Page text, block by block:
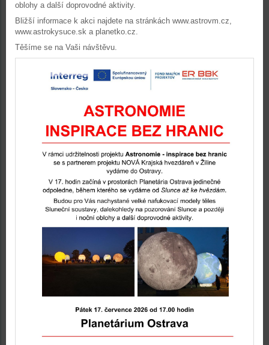
oblohy a další doprovodné aktivity.
Bližší informace k akci najdete na stránkách www.astrovm.cz,
www.astrokysuce.sk a planetko.cz.
Těšíme se na Vaši návštěvu.